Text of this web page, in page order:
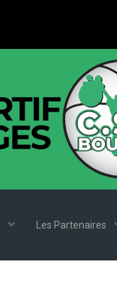
Les Partenaires